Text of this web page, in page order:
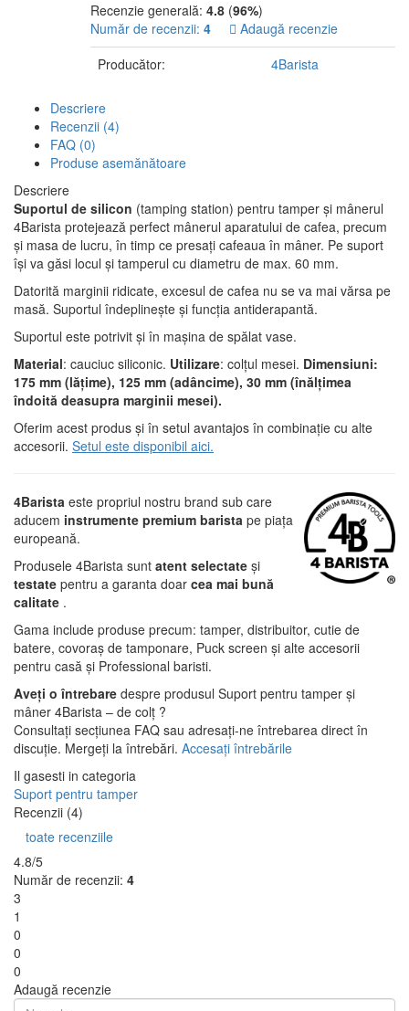
Recenzie generală: 4.8 (96%)
Număr de recenzii: 4
Adaugă recenzie
Producător:
4Barista
Descriere
Recenzii (4)
FAQ (0)
Produse asemănătoare
Descriere
Suportul de silicon (tamping station) pentru tamper și mânerul
4Barista protejează perfect mânerul aparatului de cafea, precum
și masa de lucru, în timp ce presați cafeaua în mâner. Pe suport
își va găsi locul și tamperul cu diametru de max. 60 mm.
Datorită marginii ridicate, excesul de cafea nu se va mai vărsa pe
masă. Suportul îndeplinește și funcția antiderapantă.
Suportul este potrivit și în mașina de spălat vase.
Material: cauciuc siliconic. Utilizare: colțul mesei. Dimensiuni:
175 mm (lățime), 125 mm (adâncime), 30 mm (înălțimea
îndoită deasupra marginii mesei).
Oferim acest produs și în setul avantajos în combinație cu alte
accesorii. Setul este disponibil aici.
4Barista este propriul nostru brand sub care
aducem instrumente premium barista pe piața
europeană.
Produsele 4Barista sunt atent selectate și
testate pentru a garanta doar cea mai bună
calitate .
Gama include produse precum: tamper, distribuitor, cutie de
batere, covoraș de tamponare, Puck screen și alte accesorii
pentru casă și Professional baristi.
Aveți o întrebare despre produsul Suport pentru tamper și
mâner 4Barista – de colț ?
Consultați secțiunea FAQ sau adresați-ne întrebarea direct în
discuție. Mergeți la întrebări. Accesați întrebările
Il gasesti in categoria
Suport pentru tamper
Recenzii (4)
toate recenziile
4.8/5
Număr de recenzii: 4
3
1
0
0
0
Adaugă recenzie